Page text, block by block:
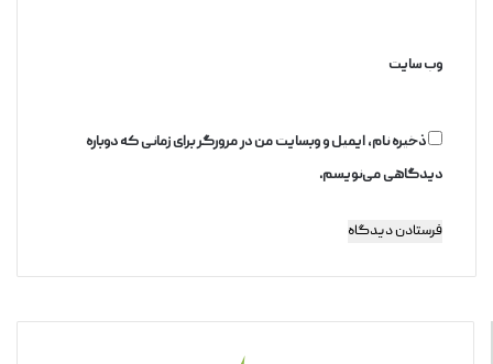
وب‌ سایت
ذخیره نام، ایمیل و وبسایت من در مرورگر برای زمانی که دوباره
دیدگاهی می‌نویسم.